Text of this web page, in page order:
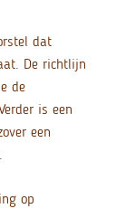
dat
De richtlijn
de
is een
een
op